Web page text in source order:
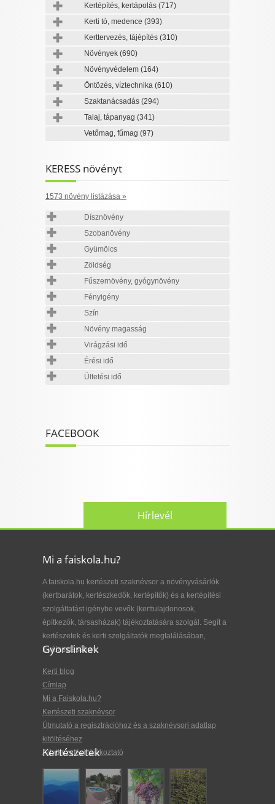
Kertépítés, kertápolás (717)
Kerti tó, medence (393)
Kerttervezés, tájépítés (310)
Növények (690)
Növényvédelem (164)
Öntözés, víztechnika (610)
Szaktanácsadás (294)
Talaj, tápanyag (341)
Vetőmag, fűmag (97)
KERESS növényt
1573 növény listázása »
Dísznövény
Szobanövény
Gyümölcs
Zöldség
Fűszernövény, gyógynövény
Fényigény
Szín
Növény magasság
Virágzási idő
Érési idő
Ültetési idő
FACEBOOK
Hírlevél
Mi a faiskola.hu?
A faiskola.hu kertészeti szaknévsor a növényvásárlók
(kertbarátok, kertészkedők, kertépítők) és a kertépítési
szolgáltatást igénybe vevők (kerttulajdonosok,
építkezők, társasházak) tájékoztatására szolgál. Segít a
kertészetek és kerti szolgáltatók megtalálásában,
kiválasztásában.
Gyorslinkek
Kerti blog
Címlap
Mi a Faiskola.hu?
Kertészeti szaknévsor
Útmutató a regisztrációhoz és a szaknévsori adatlap
kitöltéséhez
Adatkezelési tájékoztató
Kertészetek